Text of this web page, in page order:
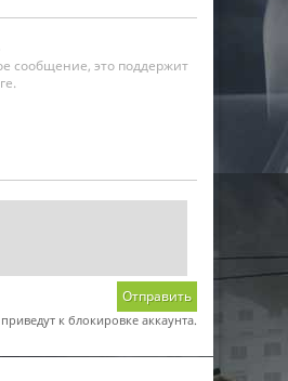
сообщение, это поддержит
Отправить
к блокировке аккаунта.